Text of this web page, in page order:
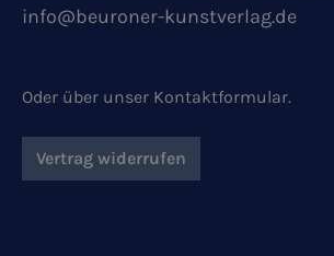
info@beuroner-kunstverlag.de
Oder über unser Kontaktformular.
Vertrag widerrufen